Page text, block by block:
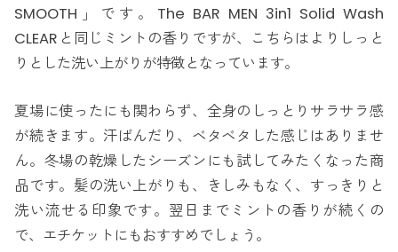
SMOOTH」です。The BAR MEN 3in1 Solid Wash
CLEARと同じミントの香りですが、こちらはよりしっと
りとした洗い上がりが特徴となっています。
夏場に使ったにも関わらず、全身のしっとりサラサラ感
が続きます。汗ばんだり、ベタベタした感じはありませ
ん。冬場の乾燥したシーズンにも試してみたくなった商
品です。髪の洗い上がりも、きしみもなく、すっきりと
洗い流せる印象です。翌日までミントの香りが続くの
で、エチケットにもおすすめでしょう。